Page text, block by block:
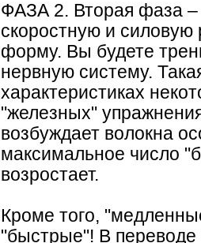
ФАЗА 2. Вторая фаза –
скоростную и
форму. Вы будете
нервную систему.
характеристиках
"железных"
возбуждает волокна
максимальное число
возростает.
Кроме того,
"быстрые"! В